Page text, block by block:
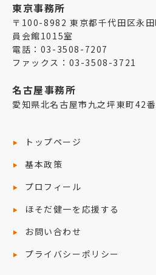
東京事務所
〒100-8982 東京都千代田区永
員会館1015室
電話：03-3508-7207
ファックス：03-3508-3721
名古屋事務所
愛知県北名古屋市九之坪東町42
トップページ
基本政策
プロフィール
ほそだ健一を応援する
お問い合わせ
プライバシーポリシー